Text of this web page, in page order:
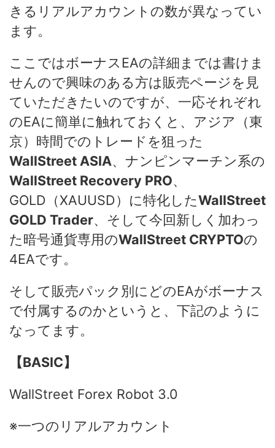
きるリアルアカウントの数が異なってい
ます。
ここではボーナスEAの詳細までは書けま
せんので興味のある方は販売ページを見
ていただきたいのですが、一応それぞれ
のEAに簡単に触れておくと、アジア（東
京）時間でのトレードを狙った
WallStreet ASIA、ナンピンマーチン系の
WallStreet Recovery PRO、
GOLD（XAUUSD）に特化したWallStreet
GOLD Trader、そして今回新しく加わっ
た暗号通貨専用のWallStreet CRYPTOの
4EAです。
そして販売パック別にどのEAがボーナス
で付属するのかというと、下記のように
なってます。
【BASIC】
WallStreet Forex Robot 3.0
※一つのリアルアカウント